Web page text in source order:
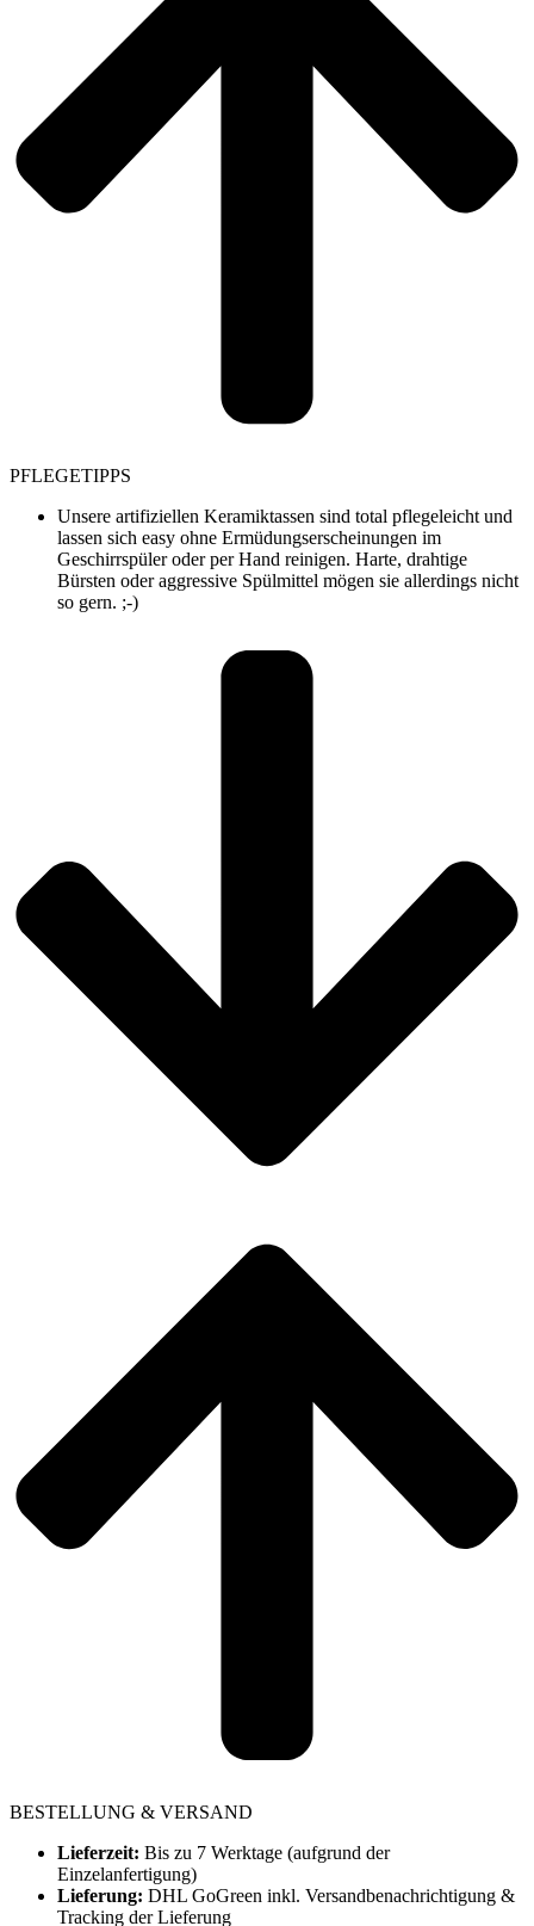
PFLEGETIPPS
Unsere artifiziellen Keramiktassen sind total pflegeleicht und
lassen sich easy ohne Ermüdungserscheinungen im
Geschirrspüler oder per Hand reinigen. Harte, drahtige
Bürsten oder aggressive Spülmittel mögen sie allerdings nicht
so gern. ;-)
BESTELLUNG & VERSAND
Lieferzeit: Bis zu 7 Werktage (aufgrund der
Einzelanfertigung)
Lieferung: DHL GoGreen inkl. Versandbenachrichtigung &
Tracking der Lieferung